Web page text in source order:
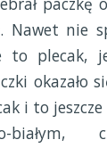
paczkę
Nawet nie
to plecak,
okazało
i to